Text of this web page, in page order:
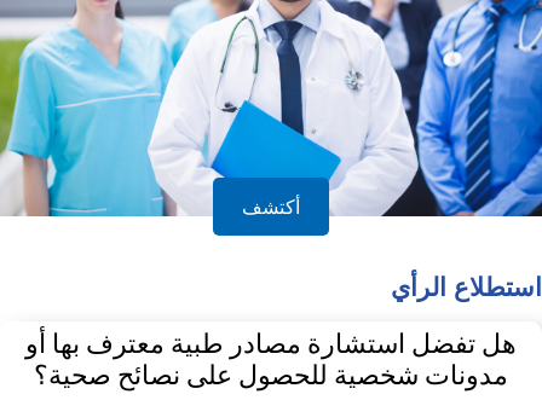
أكتشف
استطلاع الرأي
هل تفضل استشارة مصادر طبية معترف بها أو
مدونات شخصية للحصول على نصائح صحية؟